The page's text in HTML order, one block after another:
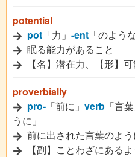
potential
pot 「力」 -ent 「のよう
眠る能力があること
【名】潜在力、【形】
proverbially
pro- 「前に」 verb 「言葉
うに」
前に出された言葉のよ
【副】ことわざにある